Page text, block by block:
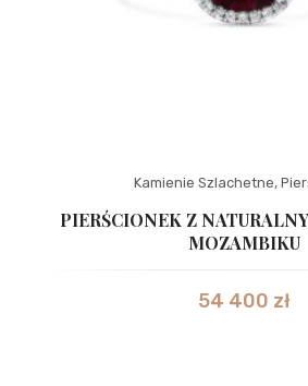
Kamienie Szlachetne,
PIERŚCIONEK Z
MOZAMBIKU
54 400 zł